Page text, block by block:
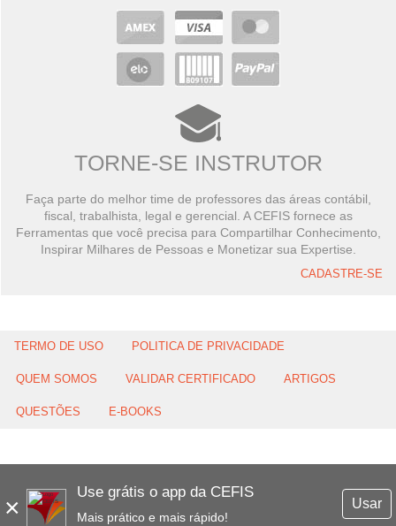
×
Use grátis o app da CEFIS
Mais prático e mais rápido!
Usar
TORNE-SE INSTRUTOR
Faça parte do melhor time de professores das áreas contábil,
fiscal, trabalhista, legal e gerencial. A CEFIS fornece as
Ferramentas que você precisa para Compartilhar Conhecimento,
Inspirar Milhares de Pessoas e Monetizar sua Expertise.
CADASTRE-SE
TERMO DE USO POLITICA DE PRIVACIDADE
QUEM SOMOS VALIDAR CERTIFICADO ARTIGOS
QUESTÕES E-BOOKS